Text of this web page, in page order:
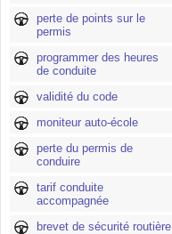
perte de points sur le
permis
programmer des heures
de conduite
validité du code
moniteur auto-école
perte du permis de
conduire
tarif conduite
accompagnée
brevet de sécurité routière